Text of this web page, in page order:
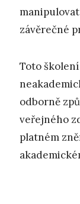
závěrečné
Toto
odborně
veřejného
platném